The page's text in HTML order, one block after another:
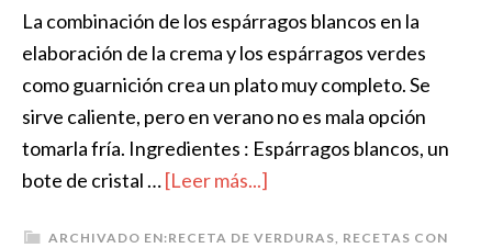
La combinación de los espárragos blancos en la
elaboración de la crema y los espárragos verdes
como guarnición crea un plato muy completo. Se
sirve caliente, pero en verano no es mala opción
tomarla fría. Ingredientes : Espárragos blancos, un
bote de cristal …[Leer más...]
ARCHIVADO EN:RECETA DE VERDURAS, RECETAS CON